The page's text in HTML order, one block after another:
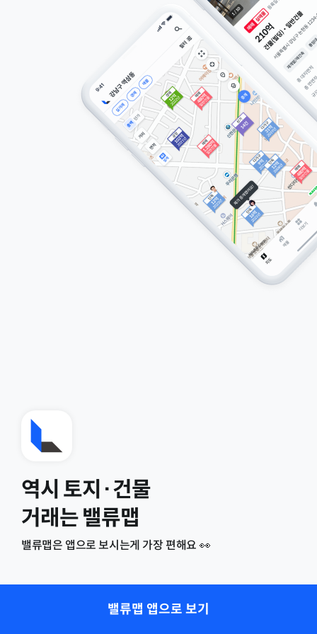
역시 토지·건물
거래는 밸류맵
밸류맵은 앱으로 보시는게 가장 편해요 👀
밸류맵 앱으로 보기